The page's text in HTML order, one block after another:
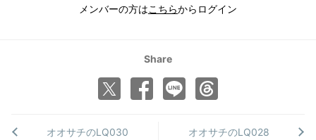
メンバーの方はこちらからログイン
Share
オオサチのLQ030 オオサチのLQ028